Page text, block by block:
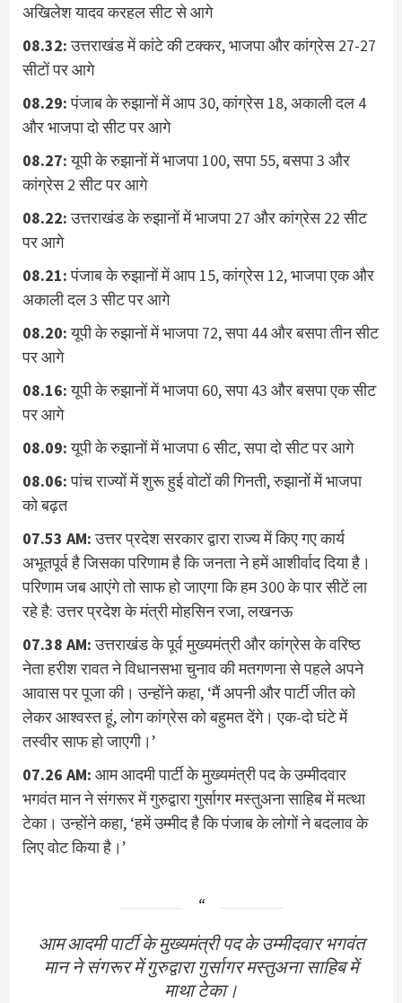
अखिलेश यादव करहल सीट से आगे
08.32:उत्तराखंड में कांटे की टक्कर, भाजपा और कांग्रेस 27-27
सीटों पर आगे
08.29:पंजाब के रुझानों में आप 30, कांग्रेस 18, अकाली दल 4
और भाजपा दो सीट पर आगे
08.27:यूपी के रुझानों में भाजपा 100, सपा 55, बसपा 3 और
कांग्रेस 2 सीट पर आगे
08.22:उत्तराखंड के रुझानों में भाजपा 27 और कांग्रेस 22 सीट
पर आगे
08.21:पंजाब के रुझानों में आप 15, कांग्रेस 12, भाजपा एक और
अकाली दल 3 सीट पर आगे
08.20:यूपी के रुझानों में भाजपा 72, सपा 44 और बसपा तीन सीट
पर आगे
08.16:यूपी के रुझानों में भाजपा 60, सपा 43 और बसपा एक सीट
पर आगे
08.09:यूपी के रुझानों में भाजपा 6 सीट, सपा दो सीट पर आगे
08.06:पांच राज्यों में शुरू हुई वोटों की गिनती, रुझानों में भाजपा
को बढ़त
07.53 AM:उत्तर प्रदेश सरकार द्वारा राज्य में किए गए कार्य
अभूतपूर्व है जिसका परिणाम है कि जनता ने हमें आशीर्वाद दिया है।
परिणाम जब आएंगे तो साफ हो जाएगा कि हम 300 के पार सीटें ला
रहे है: उत्तर प्रदेश के मंत्री मोहसिन रजा, लखनऊ
07.38 AM:उत्तराखंड के पूर्व मुख्यमंत्री और कांग्रेस के वरिष्ठ
नेता हरीश रावत ने विधानसभा चुनाव की मतगणना से पहले अपने
आवास पर पूजा की। उन्होंने कहा, ‘मैं अपनी और पार्टी जीत को
लेकर आश्वस्त हूं, लोग कांग्रेस को बहुमत देंगे। एक-दो घंटे में
तस्वीर साफ हो जाएगी।’
07.26 AM: आम आदमी पार्टी के मुख्यमंत्री पद के उम्मीदवार
भगवंत मान ने संगरूर में गुरुद्वारा गुर्सागर मस्तुअना साहिब में मत्था
टेका। उन्होंने कहा, ‘हमें उम्मीद है कि पंजाब के लोगों ने बदलाव के
लिए वोट किया है।’
आम आदमी पार्टी के मुख्यमंत्री पद के उम्मीदवार भगवंत
मान ने संगरूर में गुरुद्वारा गुर्सागर मस्तुअना साहिब में
माथा टेका।